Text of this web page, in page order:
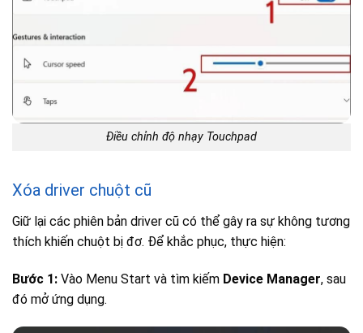
Điều chỉnh độ nhạy Touchpad
Xóa driver chuột cũ
Giữ lại các phiên bản driver cũ có thể gây ra sự không tương
thích khiến chuột bị đơ. Để khắc phục, thực hiện:
Bước 1: Vào Menu Start và tìm kiếm Device Manager, sau
đó mở ứng dụng.